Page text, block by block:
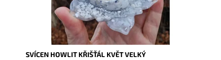
SVÍCEN HOWLIT KŘIŠŤÁL KVĚT VELKÝ